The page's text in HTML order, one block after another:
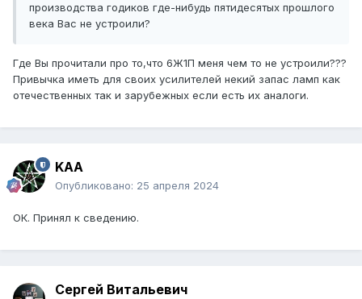
производства годиков где-нибудь пятидесятых прошлого
века Вас не устроили?
Где Вы прочитали про то,что 6Ж1П меня чем то не устроили???
Привычка иметь для своих усилителей некий запас ламп как
отечественных так и зарубежных если есть их аналоги.
KAA
Опубликовано: 25 апреля 2024
ОК. Принял к сведению.
Сергей Витальевич